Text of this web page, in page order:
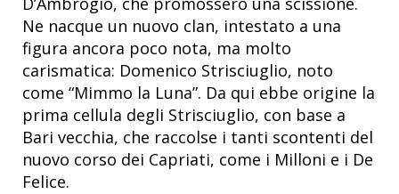
Ne nacque un nuovo clan, intestato a una
figura ancora poco nota, ma molto
carismatica: Domenico Strisciuglio, noto
come “Mimmo la Luna”. Da qui ebbe origine la
prima cellula degli Strisciuglio, con base a
Bari vecchia, che raccolse i tanti scontenti del
nuovo corso dei Capriati, come i Milloni e i De
Felice.